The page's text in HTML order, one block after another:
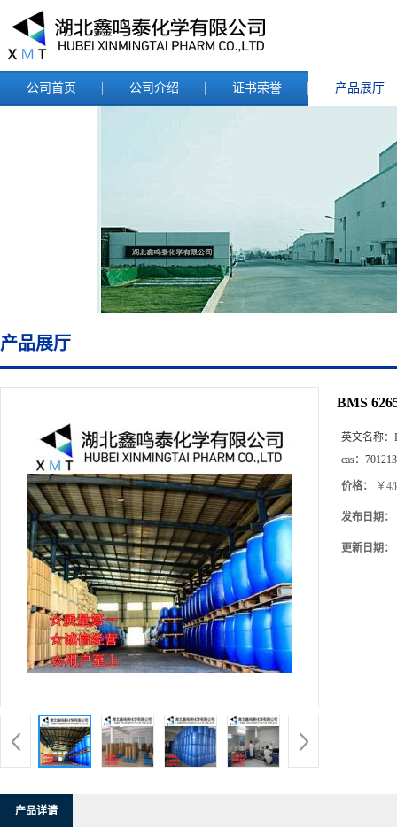
公司首页 公司介绍 证书荣誉 产品展厅
产品展厅
BMS
英文名称：
cas：
价格： ￥4/
发布日期：
更新日期：
产品详请